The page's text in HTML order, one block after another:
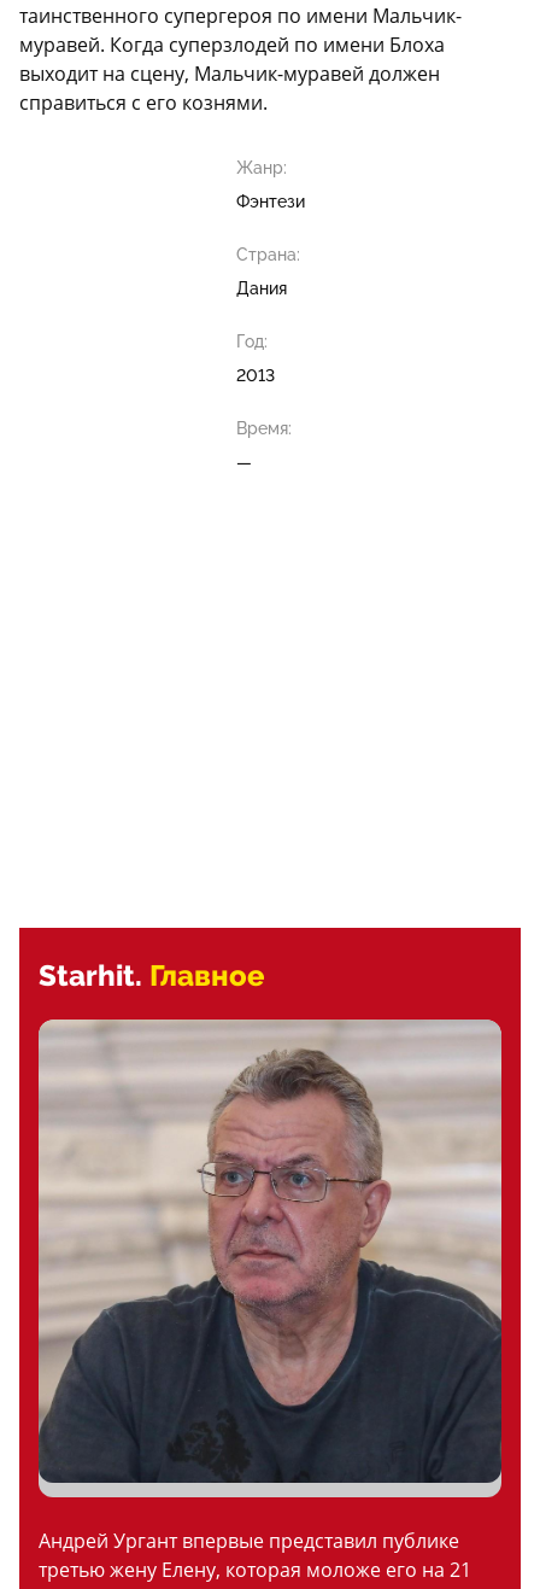
таинственного супергероя по имени Мальчик-
муравей. Когда суперзлодей по имени Блоха
выходит на сцену, Мальчик-муравей должен
справиться с его кознями.
Жанр:
Фэнтези
Страна:
Дания
Год:
2013
Время:
—
Starhit. Главное
Андрей Ургант впервые представил публике
третью жену Елену, которая моложе его на 21